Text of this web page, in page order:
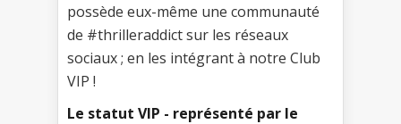
possède eux-même une communauté
de #thrilleraddict sur les réseaux
sociaux ; en les intégrant à notre Club
VIP !
Le statut VIP - représenté par le